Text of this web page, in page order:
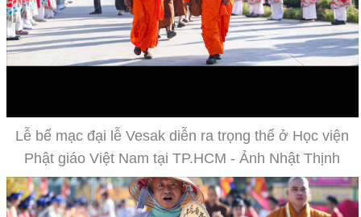
Lễ bế mạc đại lễ Vesak diễn ra trọng thể ở Học viện
Phật giáo Việt Nam tại TP.HCM - Ảnh Nhật Thịnh